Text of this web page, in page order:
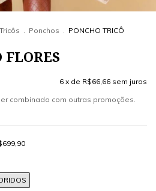
Tricôs . Ponchos . PONCHO TRICÔ
FLORES
6 x de R$66,66 sem juros
combinado com outras promoções.